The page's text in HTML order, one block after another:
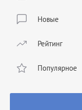
Новые
Рейтинг
Популярное